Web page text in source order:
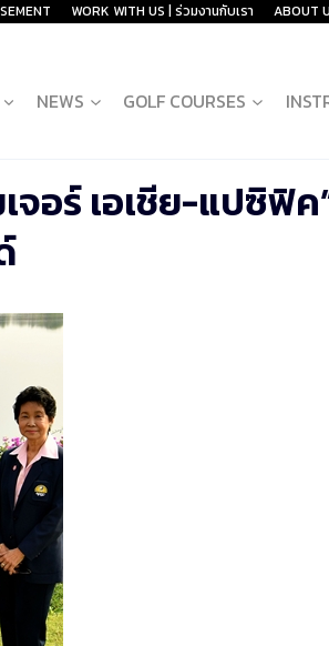
WORK WITH US | ร่วมงานกับเรา ABOUT
NEWS GOLF COURSES
จอร์ เอเชีย-แปซิฟิค